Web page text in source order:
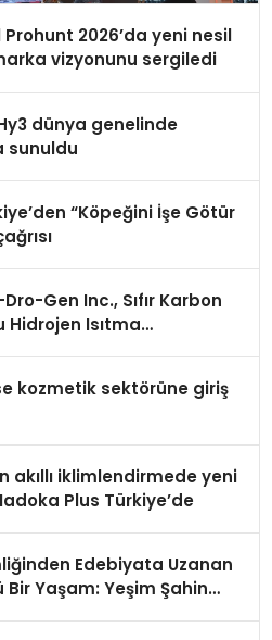
2026’da yeni nesil
vizyonunu sergiledi
dünya genelinde
sunuldu
“Köpeğini İşe Götür
Gen Inc., Sıfır Karbon
Hidrojen Isıtma
kozmetik sektörüne giriş
akıllı iklimlendirmede yeni
Plus Türkiye’de
Edebiyata Uzanan
Bir Yaşam: Yeşim Şahin